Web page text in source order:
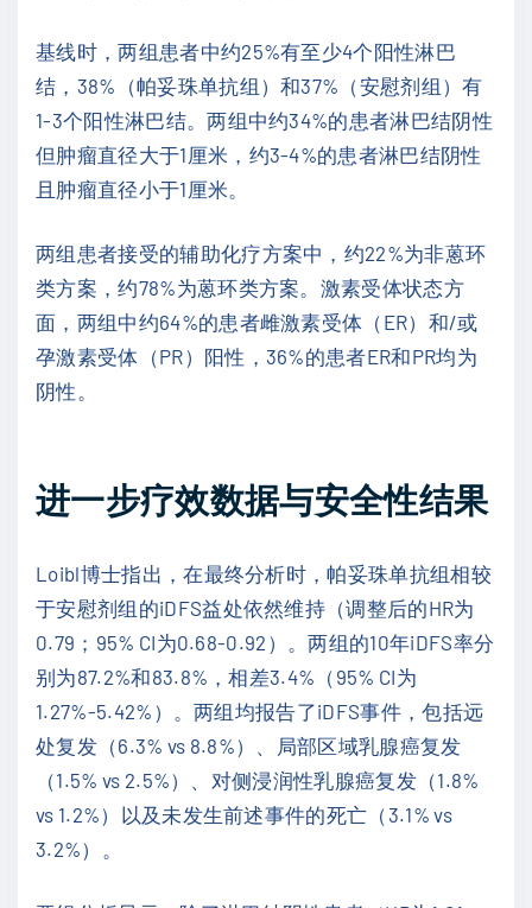
基线时，两组患者中约25%有至少4个阳性淋巴
结，38%（帕妥珠单抗组）和37%（安慰剂组）有
1-3个阳性淋巴结。两组中约34%的患者淋巴结阴性
但肿瘤直径大于1厘米，约3-4%的患者淋巴结阴性
且肿瘤直径小于1厘米。
两组患者接受的辅助化疗方案中，约22%为非蒽环
类方案，约78%为蒽环类方案。激素受体状态方
面，两组中约64%的患者雌激素受体（ER）和/或
孕激素受体（PR）阳性，36%的患者ER和PR均为
阴性。
进一步疗效数据与安全性结果
Loibl博士指出，在最终分析时，帕妥珠单抗组相较
于安慰剂组的iDFS益处依然维持（调整后的HR为
0.79；95% CI为0.68-0.92）。两组的10年iDFS率分
别为87.2%和83.8%，相差3.4%（95% CI为
1.27%-5.42%）。两组均报告了iDFS事件，包括远
处复发（6.3% vs 8.8%）、局部区域乳腺癌复发
（1.5% vs 2.5%）、对侧浸润性乳腺癌复发（1.8%
vs 1.2%）以及未发生前述事件的死亡（3.1% vs
3.2%）。